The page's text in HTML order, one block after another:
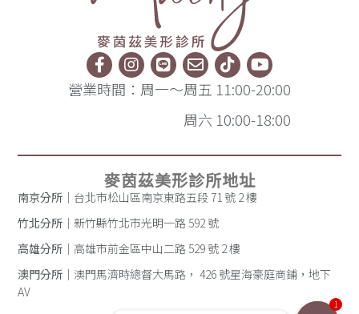
營業時間：周一～周五 11:00-20:00
周六 10:00-18:00
麥茵茲美形診所地址
南京分所 ｜台北市松山區南京東路五段 71 號 2 樓
竹北分所 ｜新竹縣竹北市光明一路 592 號
高雄分所 ｜高雄市前金區中山二路 529 號 2 樓
澳門分所 ｜澳門馬濟時總督大馬路， 426 號星海豪庭商鋪，地下
AV
1